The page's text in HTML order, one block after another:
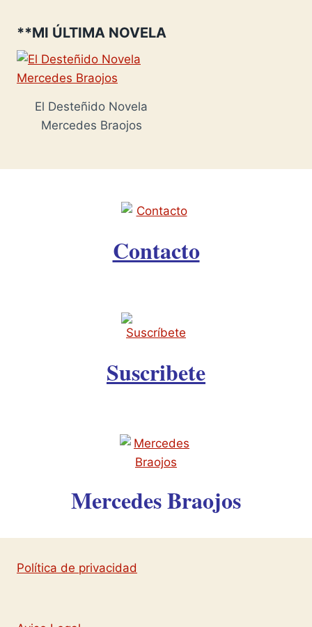
**MI ÚLTIMA NOVELA
El Desteñido Novela
Mercedes Braojos
Contacto
Suscribete
Mercedes Braojos
Política de privacidad